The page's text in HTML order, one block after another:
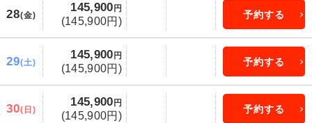
28(金)
145,900 円
(145,900円)
予約する
29(土)
145,900 円
(145,900円)
予約する
30(日)
145,900 円
(145,900円)
予約する